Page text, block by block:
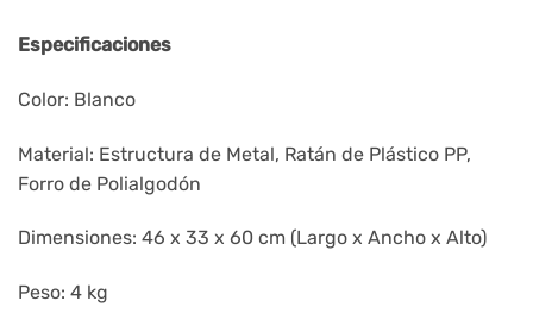
Especificaciones
Color: Blanco
Material: Estructura de Metal, Ratán de Plástico PP,
Forro de Polialgodón
Dimensiones: 46 x 33 x 60 cm (Largo x Ancho x Alto)
Peso: 4 kg